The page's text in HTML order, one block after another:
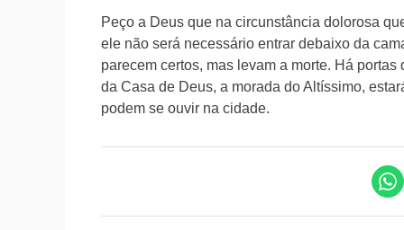
Peço a Deus que na circunstância dolorosa
ele não será necessário entrar debaixo da
parecem certos, mas levam a morte. Há
da Casa de Deus, a morada do Altíssimo,
podem se ouvir na cidade.